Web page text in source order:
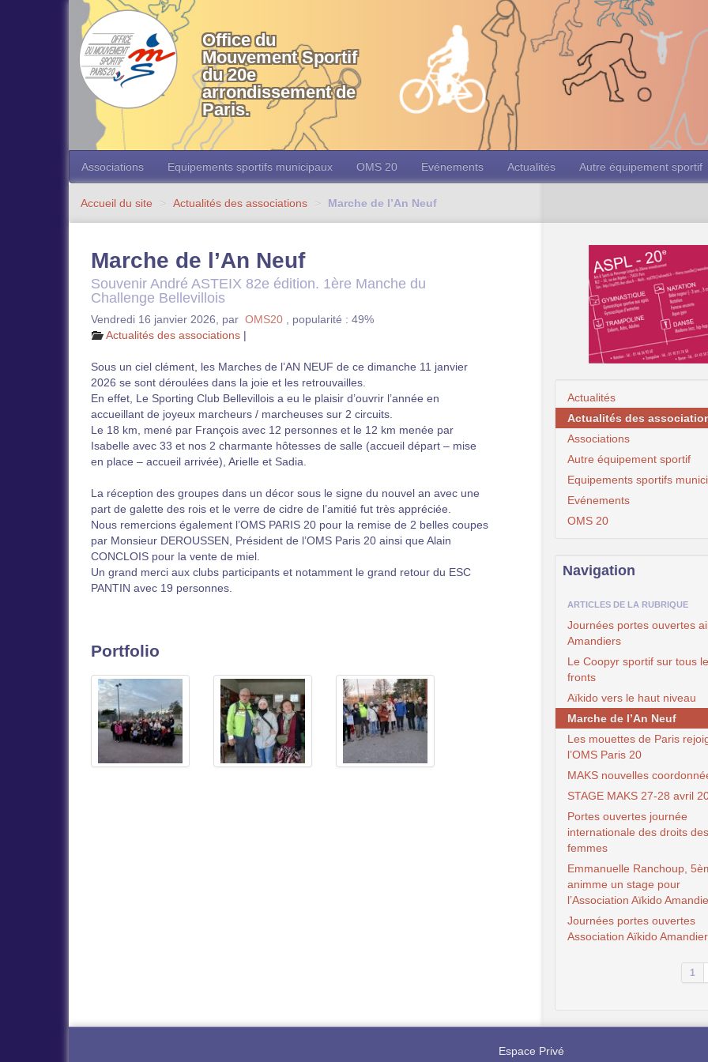
Office du
Mouvement Sportif
du 20e
arrondissement de
Paris.
Associations Equipements sportifs municipaux OMS 20 Evénements Actualités Autre équipement sportif
Accueil du site > Actualités des associations > Marche de l’An Neuf
Marche de l’An Neuf
Souvenir André ASTEIX 82e édition. 1ère Manche du
Challenge Bellevillois
Vendredi 16 janvier 2026 par OMS20
popularité : 49%
Actualités des associations |
Sous un ciel clément, les Marches de l’AN NEUF de ce dimanche 11 janvier
2026 se sont déroulées dans la joie et les retrouvailles.
En effet, Le Sporting Club Bellevillois a eu le plaisir d’ouvrir l’année en
accueillant de joyeux marcheurs / marcheuses sur 2 circuits.
Le 18 km, mené par François avec 12 personnes et le 12 km menée par
Isabelle avec 33 et nos 2 charmante hôtesses de salle (accueil départ – mise
en place – accueil arrivée), Arielle et Sadia.
La réception des groupes dans un décor sous le signe du nouvel an avec une
part de galette des rois et le verre de cidre de l’amitié fut très appréciée.
Nous remercions également l’OMS PARIS 20 pour la remise de 2 belles coupes
par Monsieur DEROUSSEN, Président de l’OMS Paris 20 ainsi que Alain
CONCLOIS pour la vente de miel.
Un grand merci aux clubs participants et notamment le grand retour du ESC
PANTIN avec 19 personnes.
Portfolio
Actualités
Actualités des
Associations
Autre équipement sportif
Equipements sportifs
Evénements
OMS 20
Navigation
ARTICLES DE LA RUBRIQUE
Journées portes ouvertes
Amandiers
Le Coopyr sportif sur tous
fronts
Aïkido vers le haut niveau
Marche de l’An Neuf
Les mouettes de Paris
l’OMS Paris 20
MAKS nouvelles
STAGE MAKS 27-28 avril
Portes ouvertes journée
internationale des droits des
femmes
Emmanuelle Ranchoup,
animme un stage pour
l’Association Aïkido
Journées portes ouvertes
Association Aïkido
1
Espace Privé